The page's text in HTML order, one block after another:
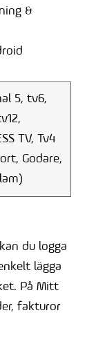
&
5, tv6,
TV, Tv4
Godare,
du logga
lägga
På Mitt
fakturor